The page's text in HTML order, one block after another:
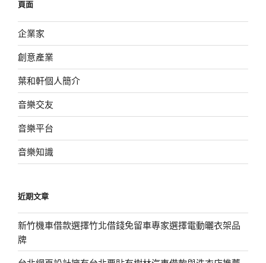
字:
頁面
企業家
創意產業
葉和軒個人簡介
音樂交友
音樂平台
音樂知識
近期文章
新竹機車借款選擇竹北借錢免留車專家選擇電動曬衣架品
牌